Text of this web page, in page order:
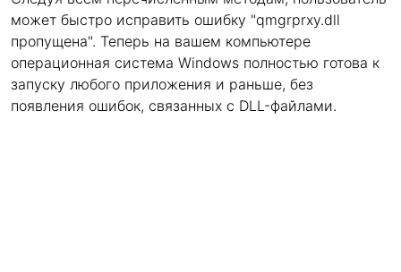
может быстро исправить ошибку "qmgrprxy.dll
пропущена". Теперь на вашем компьютере
операционная система Windows полностью готова к
запуску любого приложения и раньше, без
появления ошибок, связанных с DLL-файлами.